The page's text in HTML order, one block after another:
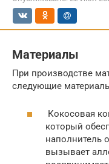
Материалы
При производстве
следующие
Кокосовая
который
наполнитель
вызывает